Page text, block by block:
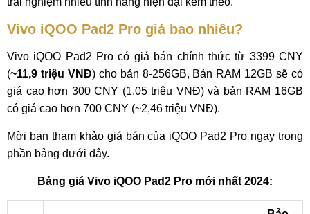
Vivo iQOO Pad2 Pro giá bao nhiêu?
Vivo iQOO Pad2 Pro có giá bán chính thức từ 3399 CNY
(~11,9 triệu VNĐ) cho bản 8-256GB, Bản RAM 12GB sẽ có
giá cao hơn 300 CNY (1,05 triệu VNĐ) và bản RAM 16GB
có giá cao hơn 700 CNY (~2,46 triệu VNĐ).
Mời bạn tham khảo giá bán của iQOO Pad2 Pro ngay trong
phần bảng dưới đây.
Bảng giá Vivo iQOO Pad2 Pro mới nhất 2024: